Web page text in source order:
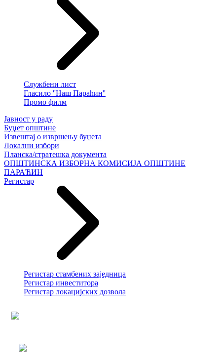
Службени лист
Гласило ''Наш Параћин''
Промо филм
Јавност у раду
Буџет општине
Извештај о извршењу буџета
Локални избори
Планска/стратешка документа
ОПШТИНСКА ИЗБОРНА КОМИСИЈА ОПШТИНЕ
ПАРАЋИН
Регистар
Регистар стамбених заједница
Регистар инвеститора
Регистар локацијских дозвола